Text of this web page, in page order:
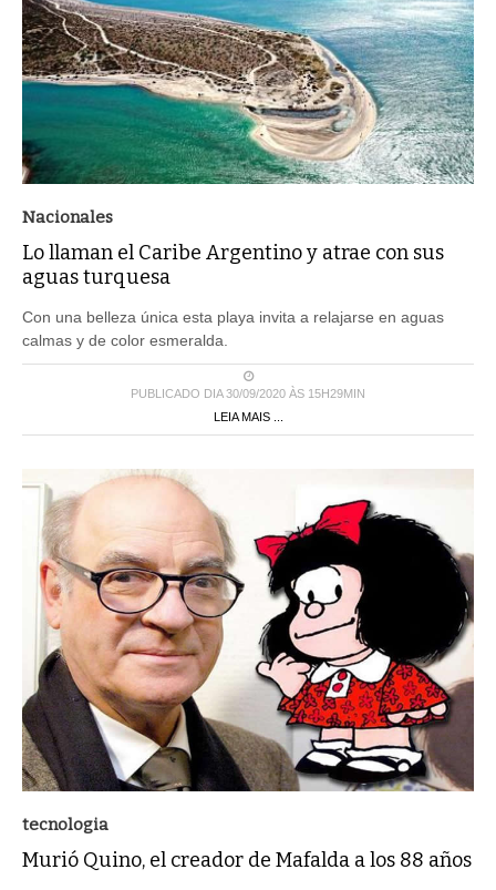
Nacionales
Lo llaman el Caribe Argentino y atrae con sus
aguas turquesa
Con una belleza única esta playa invita a relajarse en aguas
calmas y de color esmeralda.
PUBLICADO DIA 30/09/2020 ÀS 15H29MIN
LEIA MAIS ...
tecnologia
Murió Quino, el creador de Mafalda a los 88 años